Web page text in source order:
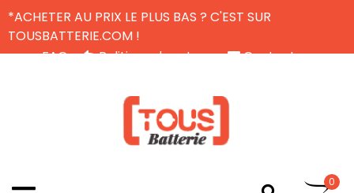
*ACHETER AU PRIX LE PLUS BAS ? C'EST SUR
TOUSBATTERIE.COM !
FAQ
Politique de retour
Contactez-nous
0